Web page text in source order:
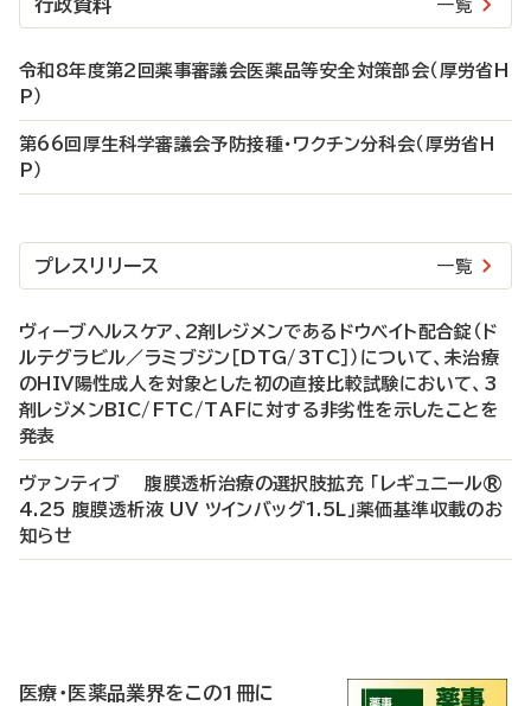
行政資料 一覧
令和8年度第2回薬事審議会医薬品等安全対策部会（厚労省H
P）
第66回厚生科学審議会予防接種・ワクチン分科会（厚労省H
P）
プレスリリース 一覧
ヴィーブヘルスケア、2剤レジメンであるドウベイト配合錠（ド
ルテグラビル／ラミブジン［DTG/3TC］）について、未治療
のHIV陽性成人を対象とした初の直接比較試験において、3
剤レジメンBIC/FTC/TAFに対する非劣性を示したことを
発表
ヴァンティブ 腹膜透析治療の選択肢拡充 「レギュニール®
4.25 腹膜透析液 UV ツインバッグ1.5L」薬価基準収載のお
知らせ
医療・医薬品業界をこの1冊に